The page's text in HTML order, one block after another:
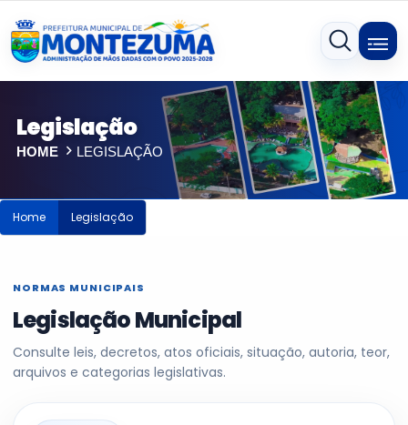
Legislação
HOME LEGISLAÇÃO
Home Legislação
NORMAS MUNICIPAIS
Legislação Municipal
Consulte leis, decretos, atos oficiais, situação, autoria, teor,
arquivos e categorias legislativas.